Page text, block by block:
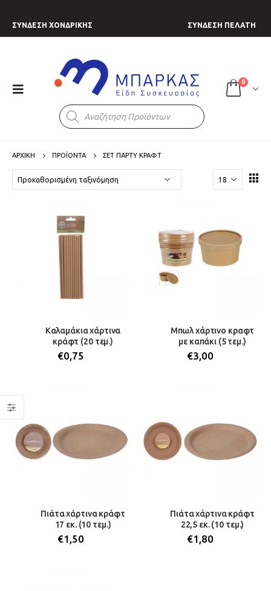
ΣΥΝΔΕΣΗ ΧΟΝΔΡΙΚΗΣ ΣΥΝΔΕΣΗ ΠΕΛΑΤΗ
Products
search
0
ΑΡΧΙΚΗ ΠΡΟΪΟΝΤΑ ΣΕΤ ΠΑΡΤΥ ΚΡΑΦΤ
Καλαμάκια χάρτινα
κράφτ (20 τεμ.)
€0,75
Μπωλ χάρτινο κραφτ
με καπάκι (5 τεμ.)
€3,00
Πιάτα χάρτινα κράφτ
17 εκ. (10 τεμ.)
€1,50
Πιάτα χάρτινα κράφτ
22,5 εκ. (10 τεμ.)
€1,80